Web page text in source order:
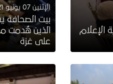
الإعلام
الإثنين 07 يونيو 2021
بيت الصحافة
الذين هُدمت
على غزة